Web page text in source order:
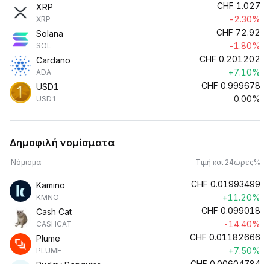
XRP
XRP
CHF 1.027
-2.30%
Solana
SOL
CHF 72.92
-1.80%
Cardano
ADA
CHF 0.201202
+7.10%
USD1
USD1
CHF 0.999678
0.00%
Δημοφιλή νομίσματα
Νόμισμα Τιμή και 24ώρες%
Kamino
KMNO
CHF 0.01993499
+11.20%
Cash Cat
CASHCAT
CHF 0.099018
-14.40%
Plume
PLUME
CHF 0.01182666
+7.50%